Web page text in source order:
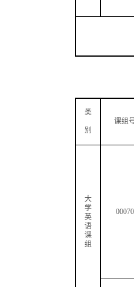
类
别
课组
大
学
英
语
课
组
00070